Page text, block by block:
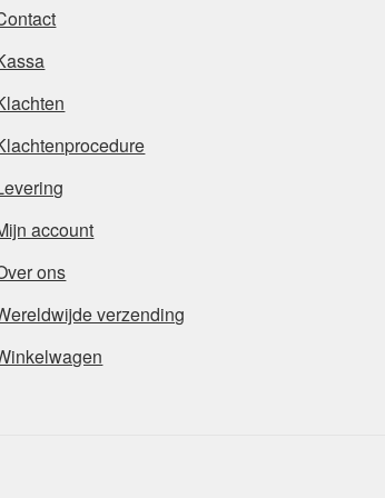
account
ons
verzending